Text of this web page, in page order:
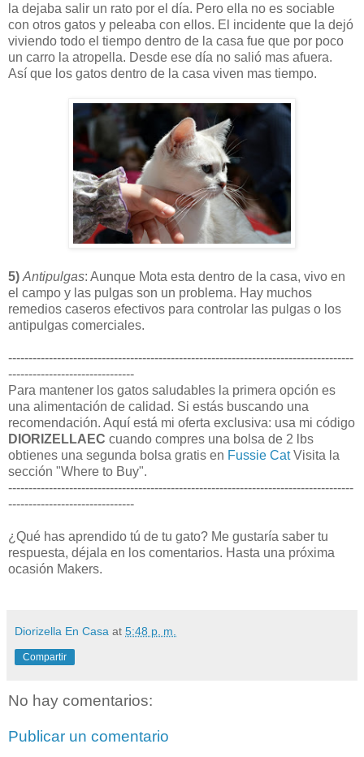
la dejaba salir un rato por el día. Pero ella no es sociable
con otros gatos y peleaba con ellos. El incidente que la dejó
viviendo todo el tiempo dentro de la casa fue que por poco
un carro la atropella. Desde ese día no salió mas afuera.
Así que los gatos dentro de la casa viven mas tiempo.
5) Antipulgas: Aunque Mota esta dentro de la casa, vivo en
el campo y las pulgas son un problema. Hay muchos
remedios caseros efectivos para controlar las pulgas o los
antipulgas comerciales.
-------------------------------------------------------------------------------------
-------------------------------
Para mantener los gatos saludables la primera opción es
una alimentación de calidad. Si estás buscando una
recomendación. Aquí está mi oferta exclusiva: usa mi código
DIORIZELLAEC cuando compres una bolsa de 2 lbs
obtienes una segunda bolsa gratis en Fussie CatVisita la
sección "Where to Buy".
-------------------------------------------------------------------------------------
-------------------------------
¿Qué has aprendido tú de tu gato? Me gustaría saber tu
respuesta, déjala en los comentarios. Hasta una próxima
ocasión Makers.
Diorizella En Casa at 5:48 p. m.
Compartir
No hay comentarios:
Publicar un comentario